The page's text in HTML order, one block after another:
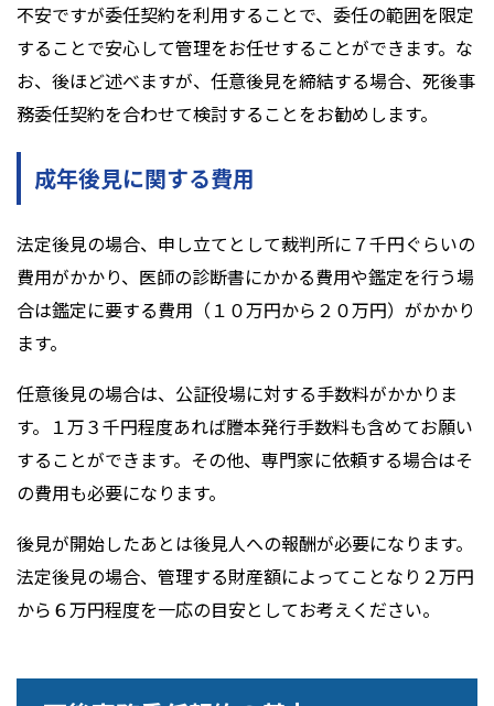
不安ですが委任契約を利用することで、委任の範囲を限定
することで安心して管理をお任せすることができます。な
お、後ほど述べますが、任意後見を締結する場合、死後事
務委任契約を合わせて検討することをお勧めします。
成年後見に関する費用
法定後見の場合、申し立てとして裁判所に７千円ぐらいの
費用がかかり、医師の診断書にかかる費用や鑑定を行う場
合は鑑定に要する費用（１０万円から２０万円）がかかり
ます。
任意後見の場合は、公証役場に対する手数料がかかりま
す。１万３千円程度あれば謄本発行手数料も含めてお願い
することができます。その他、専門家に依頼する場合はそ
の費用も必要になります。
後見が開始したあとは後見人への報酬が必要になります。
法定後見の場合、管理する財産額によってことなり２万円
から６万円程度を一応の目安としてお考えください。